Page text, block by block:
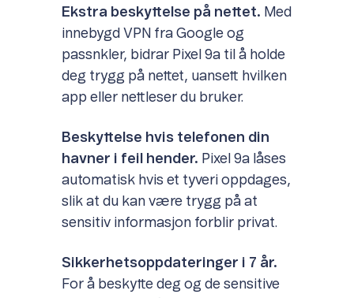
Ekstra beskyttelse på nettet. Med
innebygd VPN fra Google og
passnkler, bidrar Pixel 9a til å holde
deg trygg på nettet, uansett hvilken
app eller nettleser du bruker.
Beskyttelse hvis telefonen din
havner i feil hender. Pixel 9a låses
automatisk hvis et tyveri oppdages,
slik at du kan være trygg på at
sensitiv informasjon forblir privat.
Sikkerhetsoppdateringer i 7 år.
For å beskytte deg og de sensitive